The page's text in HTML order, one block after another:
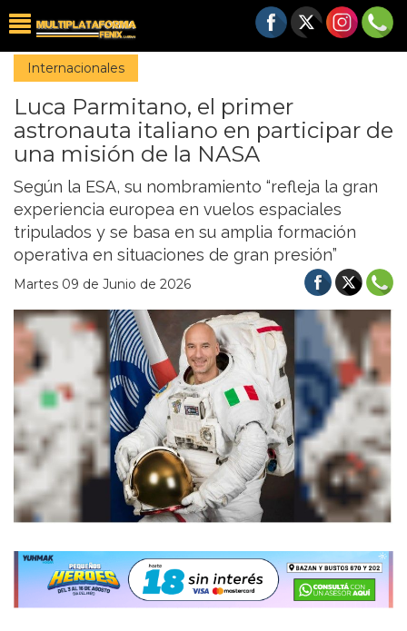
Internacionales
Luca Parmitano, el primer
astronauta italiano en participar de
una misión de la NASA
Según la ESA, su nombramiento “refleja la gran
experiencia europea en vuelos espaciales
tripulados y se basa en su amplia formación
operativa en situaciones de gran presión”
Martes 09 de Junio de 2026